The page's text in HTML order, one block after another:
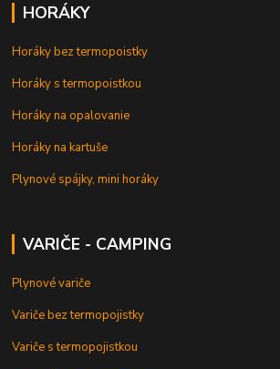
HORÁKY
Horáky bez termopoistky
Horáky s termopoistkou
Horáky na opalovanie
Horáky na kartuše
Plynové spájky, mini horáky
VARIČE - CAMPING
Plynové variče
Variče bez termopojistky
Variče s termopojistkou